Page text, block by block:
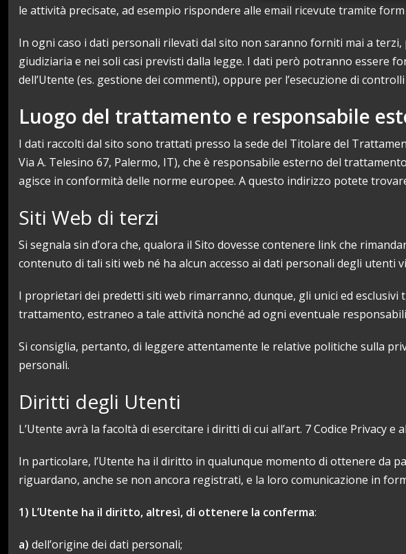
le attività precisate, ad esempio rispondere alle email ricevute tramite
In ogni caso i dati personali rilevati dal sito non saranno forniti mai a
giudiziaria e nei soli casi previsti dalla legge. I dati però potranno essere
dell’Utente (es. gestione dei commenti), oppure per l’esecuzione di
Luogo del trattamento e responsabile
I dati raccolti dal sito sono trattati presso la sede del Titolare del
Via A. Telesino 67, Palermo, IT), che è responsabile esterno del
agisce in conformità delle norme europee. A questo indirizzo potete
Siti Web di terzi
Si segnala sin d’ora che, qualora il Sito dovesse contenere link che
contenuto di tali siti web né ha alcun accesso ai dati personali degli utenti
I proprietari dei predetti siti web rimarranno, dunque, gli unici ed
trattamento, estraneo a tale attività nonché ad ogni eventuale
Si consiglia, pertanto, di leggere attentamente le relative politiche sulla
personali.
Diritti degli Utenti
L’Utente avrà la facoltà di esercitare i diritti di cui all’art. 7 Codice Privacy e
In particolare, l’Utente ha il diritto in qualunque momento di ottenere da
riguardano, anche se non ancora registrati, e la loro comunicazione in
1) L’Utente ha il diritto, altresì, di ottenere la conferma:
a) dell’origine dei dati personali;